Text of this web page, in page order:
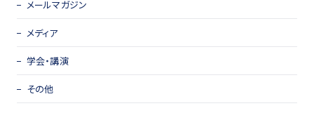
メールマガジン
メディア
学会・講演
その他